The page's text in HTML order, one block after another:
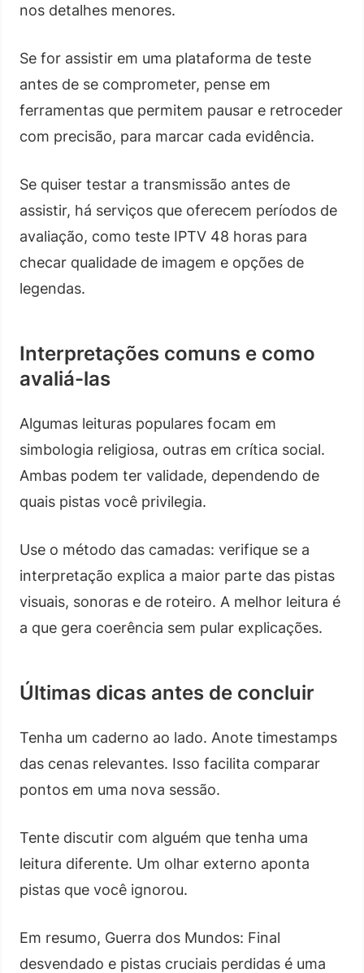
nos detalhes menores.
Se for assistir em uma plataforma de teste
antes de se comprometer, pense em
ferramentas que permitem pausar e retroceder
com precisão, para marcar cada evidência.
Se quiser testar a transmissão antes de
assistir, há serviços que oferecem períodos de
avaliação, como teste IPTV 48 horas para
checar qualidade de imagem e opções de
legendas.
Interpretações comuns e como
avaliá-las
Algumas leituras populares focam em
simbologia religiosa, outras em crítica social.
Ambas podem ter validade, dependendo de
quais pistas você privilegia.
Use o método das camadas: verifique se a
interpretação explica a maior parte das pistas
visuais, sonoras e de roteiro. A melhor leitura é
a que gera coerência sem pular explicações.
Últimas dicas antes de concluir
Tenha um caderno ao lado. Anote timestamps
das cenas relevantes. Isso facilita comparar
pontos em uma nova sessão.
Tente discutir com alguém que tenha uma
leitura diferente. Um olhar externo aponta
pistas que você ignorou.
Em resumo, Guerra dos Mundos: Final
desvendado e pistas cruciais perdidas é uma